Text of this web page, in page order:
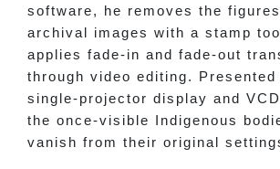
software, he removes the
archival images with a stamp
applies fade-in and fade-out
through video editing. Presented
single-projector display and
the once-visible Indigenous
vanish from their original